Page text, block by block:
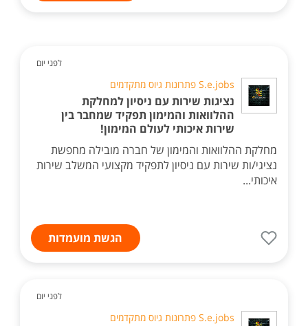
לפני יום
S.e.jobs פתרונות גיוס מתקדמים
נציגות שירות עם ניסיון למחלקת
ההלוואות והמימון תפקיד שמחבר בין
שירות איכותי לעולם המימון!
מחלקת ההלוואות והמימון של חברה מובילה מחפשת
נציגי/ות שירות עם ניסיון לתפקיד מקצועי המשלב שירות
איכותי...
הגשת מועמדות
לפני יום
S.e.jobs פתרונות גיוס מתקדמים